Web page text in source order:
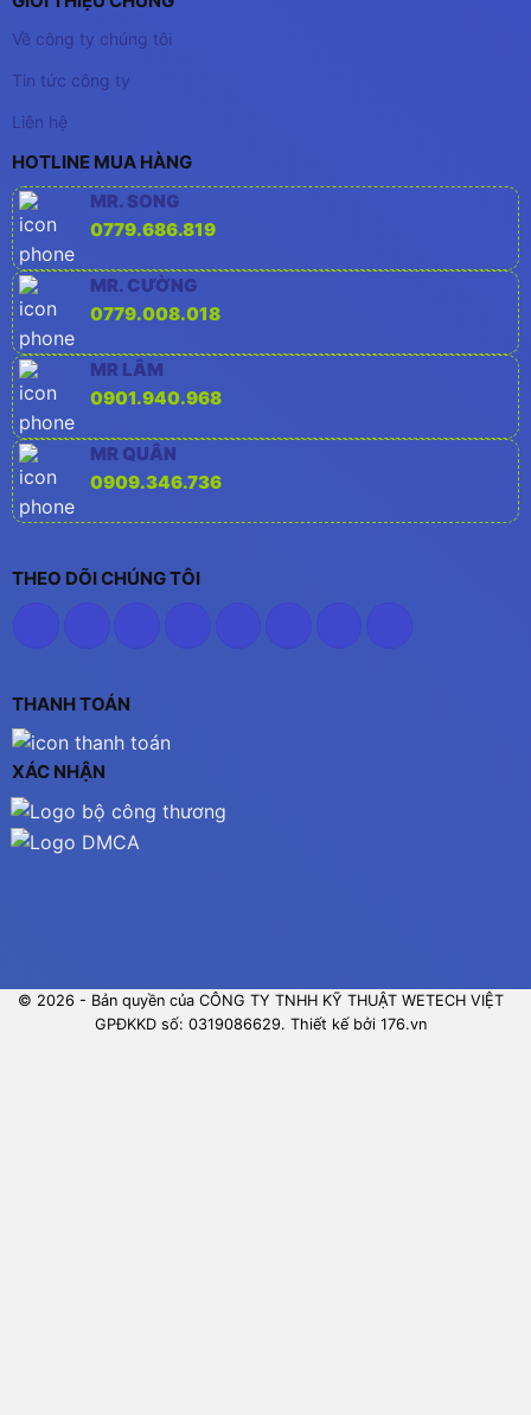
Về công ty chúng tôi
Tin tức công ty
Liên hệ
HOTLINE MUA HÀNG
MR. SONG
0779.686.819
MR. CƯỜNG
0779.008.018
MR LÂM
0901.940.968
MR QUÂN
0909.346.736
THEO DÕI CHÚNG TÔI
THANH TOÁN
XÁC NHẬN
© 2026 - Bản quyền của CÔNG TY TNHH KỸ THUẬT WETECH VIỆT
GPĐKKD số: 0319086629. Thiết kế bởi 176.vn